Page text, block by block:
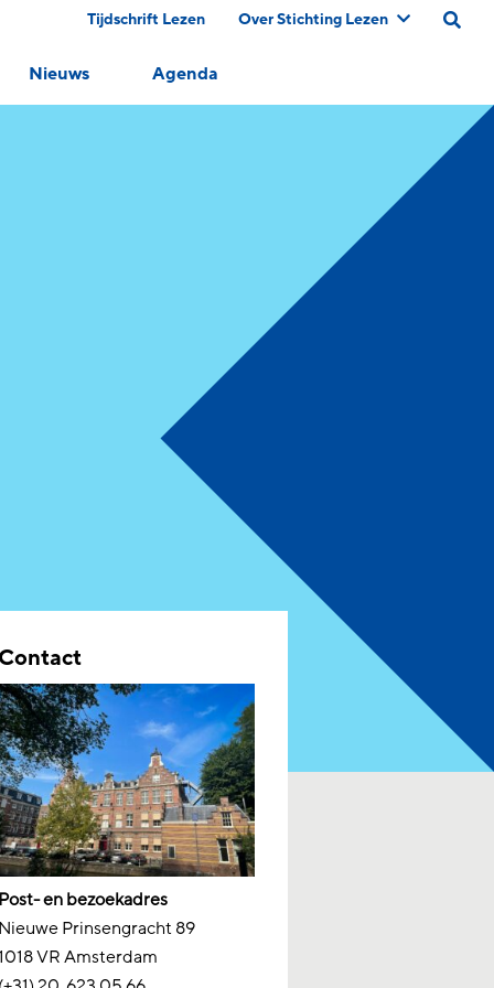
Tijdschrift Lezen Over Stichting Lezen
Nieuws Agenda
Contact
Post- en bezoekadres
Nieuwe Prinsengracht 89
VR Amsterdam